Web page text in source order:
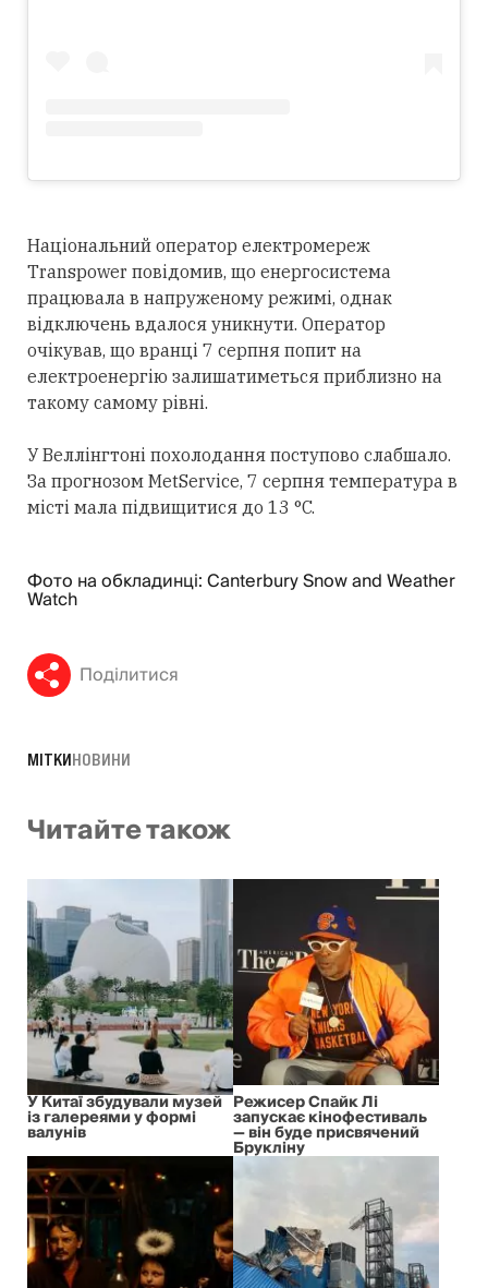
Національний оператор електромереж
Transpower повідомив, що енергосистема
працювала в напруженому режимі, однак
відключень вдалося уникнути. Оператор
очікував, що вранці 7 серпня попит на
електроенергію залишатиметься приблизно на
такому самому рівні.
У Веллінгтоні похолодання поступово слабшало.
За прогнозом MetService, 7 серпня температура в
місті мала підвищитися до 13 °C.
Фото на обкладинці: Canterbury Snow and Weather
Watch
Поділитися
МІТКИНОВИНИ
Читайте також
У Китаї збудували музей
із галереями у формі
валунів
Режисер Спайк Лі
запускає кінофестиваль
— він буде присвячений
Брукліну